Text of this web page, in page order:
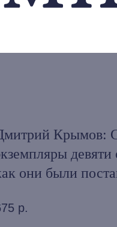
Крымов:
девяти
они были
р.